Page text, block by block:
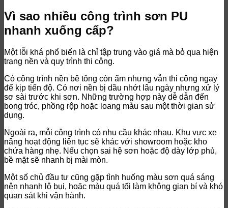
Vì sao nhiều công trình sơn PU
nhanh xuống cấp?
Một lỗi khá phổ biến là chỉ tập trung vào giá mà bỏ qua hiện
trạng nền và quy trình thi công.
Có công trình nền bê tông còn ẩm nhưng vẫn thi công ngay
để kịp tiến độ. Có nơi nền bị dầu nhớt lâu ngày nhưng xử lý
sơ sài trước khi sơn. Những trường hợp này dễ dẫn đến
bong tróc, phồng rộp hoặc loang màu sau một thời gian sử
dụng.
Ngoài ra, mỗi công trình có nhu cầu khác nhau. Khu vực xe
nâng hoạt động liên tục sẽ khác với showroom hoặc kho
chứa hàng nhẹ. Nếu chọn sai hệ sơn hoặc độ dày lớp phủ,
bề mặt sẽ nhanh bị mài mòn.
Một số chủ đầu tư cũng gặp tình huống màu sơn quá sáng
nên nhanh lộ bụi, hoặc màu quá tối làm không gian bí và khó
quan sát khi vận hành.